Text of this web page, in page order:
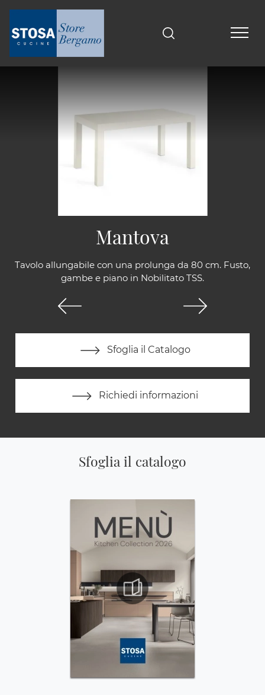
Tavolo allungabile con una prolunga da 80 cm. Fusto,
gambe e piano in Nobilitato TSS.
Sfoglia il Catalogo
Richiedi informazioni
Mantova
Sfoglia il catalogo